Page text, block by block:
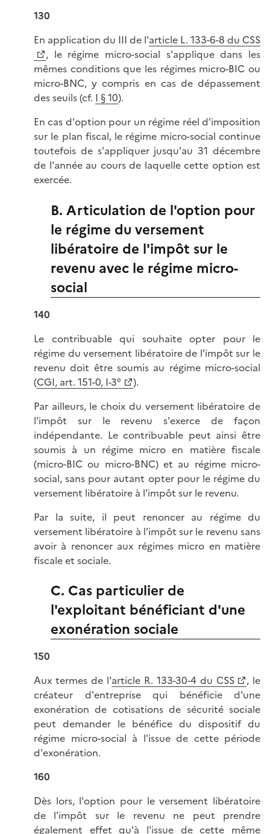
130
En application du III de l'article L. 133-6-8 du CSS
, le régime micro-social s'applique dans les
mêmes conditions que les régimes micro-BIC ou
micro-BNC, y compris en cas de dépassement
des seuils (cf. I § 10).
En cas d'option pour un régime réel d'imposition
sur le plan fiscal, le régime micro-social continue
toutefois de s'appliquer jusqu'au 31 décembre
de l'année au cours de laquelle cette option est
exercée.
B. Articulation de l'option pour
le régime du versement
libératoire de l'impôt sur le
revenu avec le régime micro-
social
140
Le contribuable qui souhaite opter pour le
régime du versement libératoire de l'impôt sur le
revenu doit être soumis au régime micro-social
(CGI, art. 151-0, I-3°
).
Par ailleurs, le choix du versement libératoire de
l'impôt sur le revenu s'exerce de façon
indépendante. Le contribuable peut ainsi être
soumis à un régime micro en matière fiscale
(micro-BIC ou micro-BNC) et au régime micro-
social, sans pour autant opter pour le régime du
versement libératoire à l'impôt sur le revenu.
Par la suite, il peut renoncer au régime du
versement libératoire à l'impôt sur le revenu sans
avoir à renoncer aux régimes micro en matière
fiscale et sociale.
C. Cas particulier de
l'exploitant bénéficiant d'une
exonération sociale
150
Aux termes de l'article R. 133-30-4 du CSS
, le
créateur d'entreprise qui bénéficie d'une
exonération de cotisations de sécurité sociale
peut demander le bénéfice du dispositif du
régime micro-social à l'issue de cette période
d'exonération.
160
Dès lors, l'option pour le versement libératoire
de l'impôt sur le revenu ne peut prendre
également effet qu'à l'issue de cette même